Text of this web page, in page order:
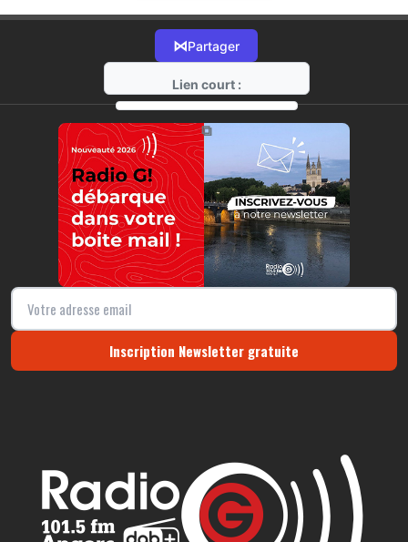
⋈Partager
Lien court :
https://radio-g.fr?16274
⧉
Inscription Newsletter gratuite